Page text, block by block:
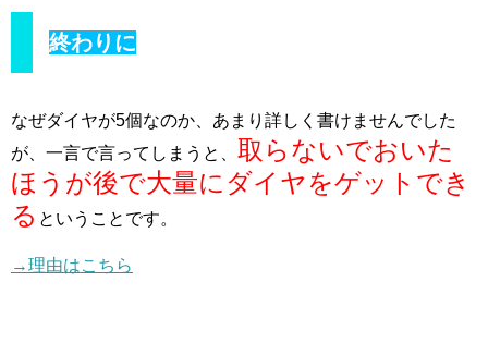
終わりに
なぜダイヤが5個なのか、あまり詳しく書けませんでした
が、一言で言ってしまうと、 取らないでおいた
ほうが後で大量にダイヤをゲットでき
る ということです。
→理由はこちら